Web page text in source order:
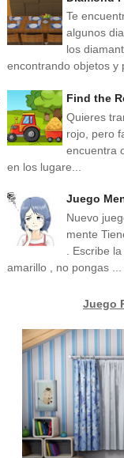
Te
algunos
los
encontrando objetos y
Find the
Quieres
rojo, pero
encuentra
en los lugare...
Juego
Nuevo
mente
. Escribe
amarillo , no pongas ...
Juego